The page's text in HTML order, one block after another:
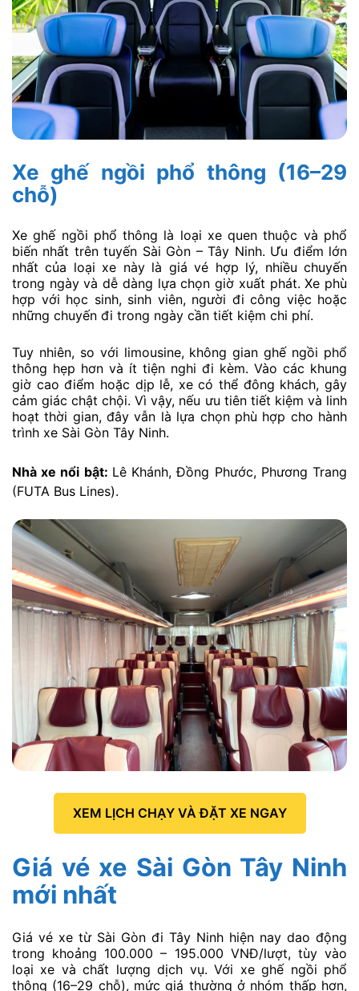
Xe ghế ngồi phổ thông (16–29
chỗ)
Xe ghế ngồi phổ thông là loại xe quen thuộc và phổ
biến nhất trên tuyến Sài Gòn – Tây Ninh. Ưu điểm lớn
nhất của loại xe này là giá vé hợp lý, nhiều chuyến
trong ngày và dễ dàng lựa chọn giờ xuất phát. Xe phù
hợp với học sinh, sinh viên, người đi công việc hoặc
những chuyến đi trong ngày cần tiết kiệm chi phí.
Tuy nhiên, so với limousine, không gian ghế ngồi phổ
thông hẹp hơn và ít tiện nghi đi kèm. Vào các khung
giờ cao điểm hoặc dịp lễ, xe có thể đông khách, gây
cảm giác chật chội. Vì vậy, nếu ưu tiên tiết kiệm và linh
hoạt thời gian, đây vẫn là lựa chọn phù hợp cho hành
trình xe Sài Gòn Tây Ninh.
Nhà xe nổi bật: Lê Khánh, Đồng Phước, Phương Trang
(FUTA Bus Lines).
XEM LỊCH CHẠY VÀ ĐẶT XE NGAY
Giá vé xe Sài Gòn Tây Ninh
mới nhất
Giá vé xe từ Sài Gòn đi Tây Ninh hiện nay dao động
trong khoảng 100.000 – 195.000 VNĐ/lượt, tùy vào
loại xe và chất lượng dịch vụ. Với xe ghế ngồi phổ
thông (16–29 chỗ), mức giá thường ở nhóm thấp hơn,